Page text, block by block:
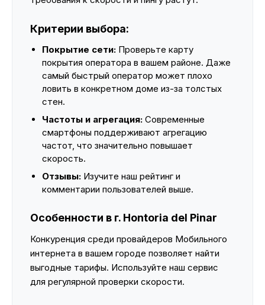
Критерии выбора:
Покрытие сети: Проверьте карту
покрытия оператора в вашем районе. Даже
самый быстрый оператор может плохо
ловить в конкретном доме из-за толстых
стен.
Частоты и агрегация: Современные
смартфоны поддерживают агрегацию
частот, что значительно повышает
скорость.
Отзывы: Изучите наш рейтинг и
комментарии пользователей выше.
Особенности в г. Hontoria del Pinar
Конкуренция среди провайдеров Мобильного
интернета в вашем городе позволяет найти
выгодные тарифы. Используйте наш сервис
для регулярной проверки скорости.